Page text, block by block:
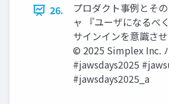
26.
プロダクト事例とそ
ャ 『ユーザになるべ
サインインを意識させ
© 2025 Simplex Inc.
#jawsdays2025
#jawsdays2025_a